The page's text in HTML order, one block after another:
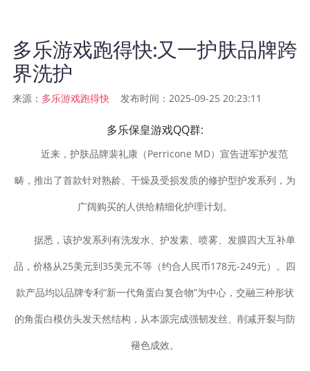
多乐游戏跑得快:又一护肤品牌跨
界洗护
来源： 多乐游戏跑得快发布时间：2025-09-25 20:23:11
多乐保皇游戏QQ群:
近来，护肤品牌裴礼康（Perricone MD）宣告进军护发范
畴，推出了首款针对熟龄、干燥及受损发质的修护型护发系列，为
广阔购买的人供给精细化护理计划。
据悉，该护发系列有洗发水、护发素、喷雾、发膜四大互补单
品，价格从25美元到35美元不等（约合人民币178元-249元）。四
款产品均以品牌专利“新一代角蛋白复合物”为中心，交融三种形状
的角蛋白模仿头发天然结构，从本源完成强韧发丝、削减开裂与防
褪色成效。